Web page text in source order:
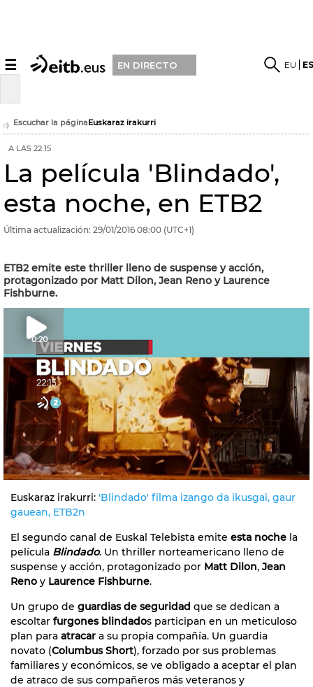
☰ EN DIRECTO EU
Escuchar la páginaEuskaraz irakurri
A LAS 22:15
La película 'Blindado',
esta noche, en ETB2
Última actualización: 29/01/2016 08:00 (UTC+1)
ETB2 emite este thriller lleno de suspense y acción,
protagonizado por Matt Dilon, Jean Reno y Laurence
Fishburne.
0:20
Euskaraz irakurri: 'Blindado' filma izango da ikusgai, gaur
gauean, ETB2n
El segundo canal de Euskal Telebista emite esta noche la
película Blindado. Un thriller norteamericano lleno de
suspense y acción, protagonizado por Matt Dilon, Jean
Reno y Laurence Fishburne.
Un grupo de guardias de seguridad que se dedican a
escoltar furgones blindados participan en un meticuloso
plan para atracar a su propia compañía. Un guardia
novato (Columbus Short), forzado por sus problemas
familiares y económicos, se ve obligado a aceptar el plan
de atraco de sus compañeros más veteranos y